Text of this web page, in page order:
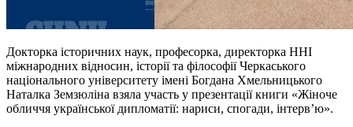
Докторка історичних наук, професорка, директорка ННІ
міжнародних відносин, історії та філософії Черкаського
національного університету імені Богдана Хмельницького
Наталка Земзюліна взяла участь у презентації книги «Жіноче
обличчя української дипломатії: нариси, спогади, інтервʼю».